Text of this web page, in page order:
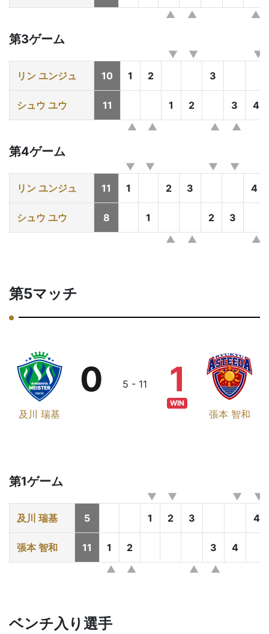
第3ゲーム
リン ユンジュ 10 1 2 3
シュウ ユウ 11 1 2 3 4
第4ゲーム
リン ユンジュ 11 1 2 3 4
シュウ ユウ 8 1 2 3
第5マッチ
及川 瑞基
0 5 - 11
張本 智和
1
WIN
第1ゲーム
及川 瑞基 5 1 2 3 4
張本 智和 11 1 2 3 4
ベンチ入り選手